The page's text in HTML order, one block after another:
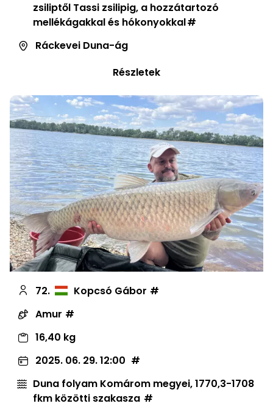
zsiliptől Tassi zsilipig, a hozzátartozó
mellékágakkal és hókonyokkal
Ráckevei Duna-ág
Részletek
72.
Kopcsó Gábor
Amur
16,40 kg
2025. 06. 29. 12:00
Duna folyam Komárom megyei, 1770,3-1708
fkm közötti szakasza